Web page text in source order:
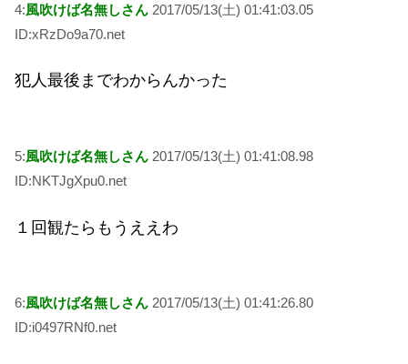
4:風吹けば名無しさん 2017/05/13(土) 01:41:03.05
ID:xRzDo9a70.net
犯人最後までわからんかった
5:風吹けば名無しさん 2017/05/13(土) 01:41:08.98
ID:NKTJgXpu0.net
１回観たらもうええわ
6:風吹けば名無しさん 2017/05/13(土) 01:41:26.80
ID:i0497RNf0.net